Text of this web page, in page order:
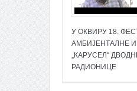
У ОКВИРУ 18.
АМБИЈЕНТАЛНЕ
„КАРУСЕЛ“
РАДИОНИЦЕ